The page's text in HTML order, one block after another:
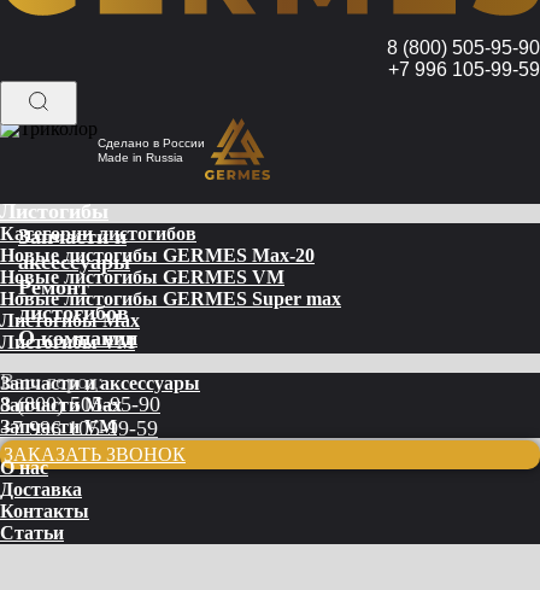
8 (800) 505-95-90
+7 996 105-99-59
Сделано в России
Made in Russia
Листогибы
Запчасти и
аксессуары
Ремонт
листогибов
О компании
Ваш город:
8 (800) 505-95-90
+7 996 105-99-59
ЗАКАЗАТЬ ЗВОНОК
Категории листогибов
Новые листогибы GERMES Max-20
Новые листогибы GERMES VM
Новые листогибы GERMES Super max
Листогибы Max
Листогибы VM
Запчасти и аксессуары
Запчасти Max
Запчасти VM
О нас
Доставка
Контакты
Статьи